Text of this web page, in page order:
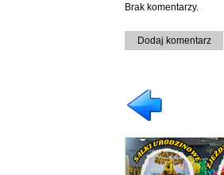
Brak komentarzy.
Dodaj komentarz